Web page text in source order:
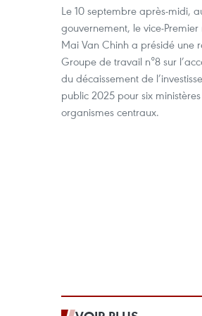
Le 10 septembre après-midi,
gouvernement, le vice-Premier
Mai Van Chinh a présidé une
Groupe de travail n°8 sur
du décaissement de
public 2025 pour six
organismes centraux.